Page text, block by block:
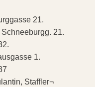
21.
21.
1.
Staffler¬